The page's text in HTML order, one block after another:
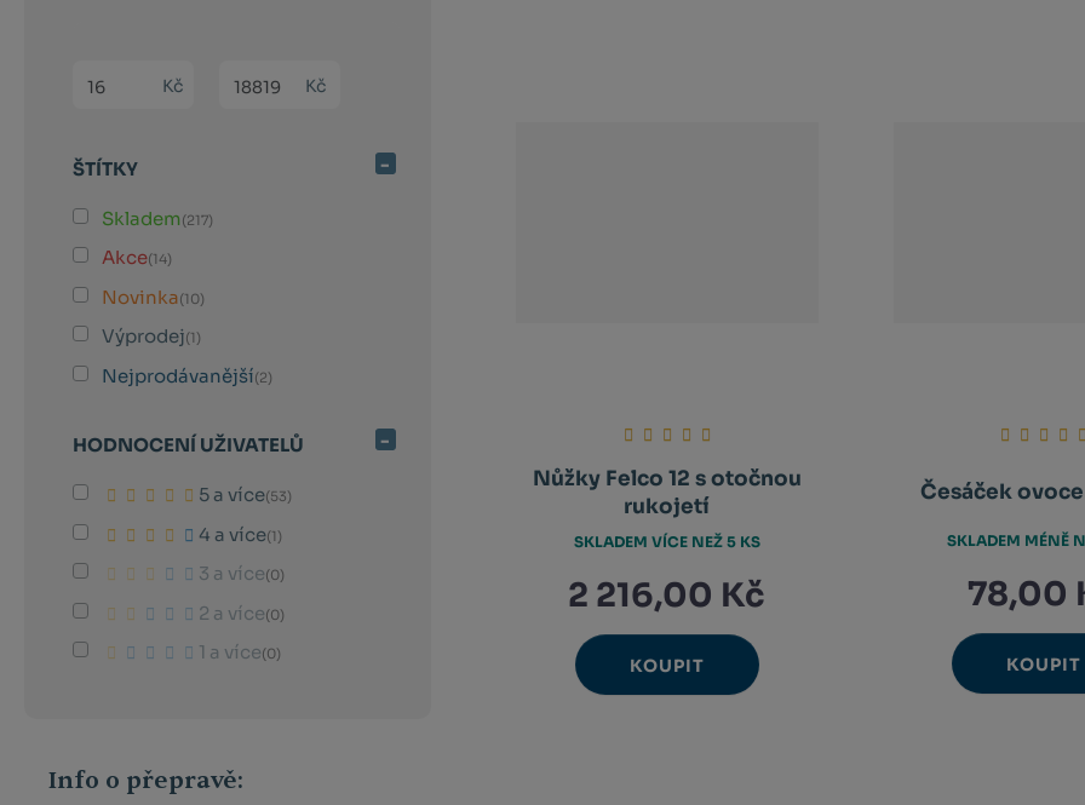
Nůžky Felco 12 s otočnou
rukojetí
2 216,00 Kč
Změnit
Navýšit
množství
Snížit
Ks
KOUPIT
SKLADEM VÍCE NEŽ 5 KS
Česáček ovoce
78,00
Ks
KOUPIT
SKLADEM MÉNĚ
Min. hodnota
Kč
Max. hodnota Kč
ŠTÍTKY
Skladem(217)
Akce(14)
Novinka(10)
Výprodej(1)
Nejprodávanější(2)
HODNOCENÍ UŽIVATELŮ
5 a více(53)
4 a více(1)
3 a více(0)
2 a více(0)
1 a více(0)
Info o přepravě: